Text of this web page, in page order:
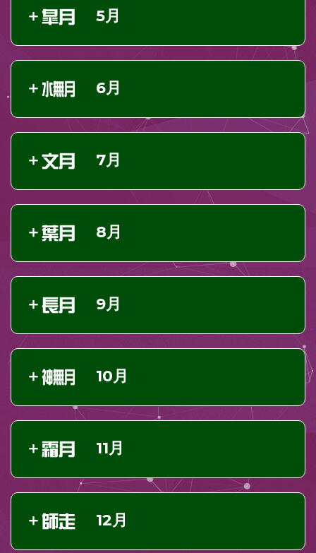
5月
6月
7月
8月
9月
10月
11月
12月